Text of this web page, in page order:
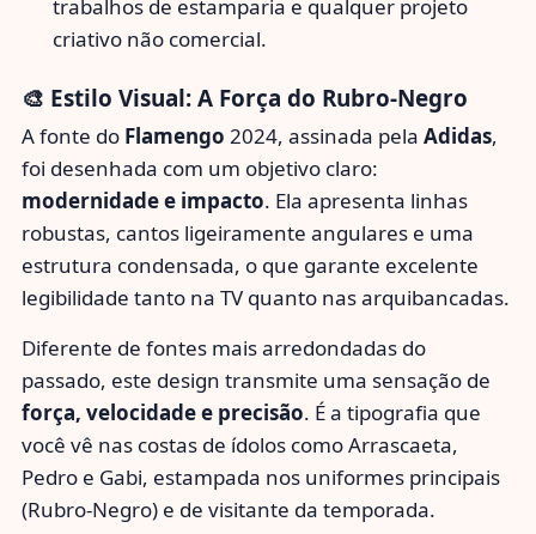
trabalhos de estamparia e qualquer projeto
criativo não comercial.
🎨 Estilo Visual: A Força do Rubro-Negro
A fonte do Flamengo 2024, assinada pela Adidas,
foi desenhada com um objetivo claro:
modernidade e impacto. Ela apresenta linhas
robustas, cantos ligeiramente angulares e uma
estrutura condensada, o que garante excelente
legibilidade tanto na TV quanto nas arquibancadas.
Diferente de fontes mais arredondadas do
passado, este design transmite uma sensação de
força, velocidade e precisão. É a tipografia que
você vê nas costas de ídolos como Arrascaeta,
Pedro e Gabi, estampada nos uniformes principais
(Rubro-Negro) e de visitante da temporada.